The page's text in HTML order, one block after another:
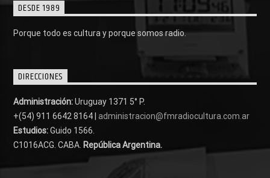
DESDE 1989
Porque todo es cultura y porque somos radio.
DIRECCIONES
Administración:Uruguay 1371 5° P.
+(54) 911 6642 8164 | administracion@fmradiocultura.com.ar
Estudios:Guido 1566.
C1016ACG . CABA. República Argentina.